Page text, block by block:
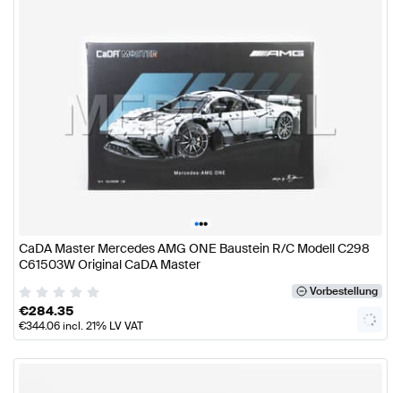
•••
CaDA Master Mercedes AMG ONE Baustein R/C Modell C298
C61503W Original CaDA Master
Vorbestellung
€284.35
€344.06incl. 21% LV VAT